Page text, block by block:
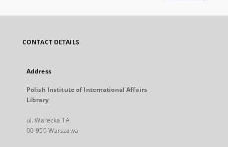
CONTACT DETAILS
Address
Polish Institute of International Affairs
Library
ul. Warecka 1A
00-950 Warszawa